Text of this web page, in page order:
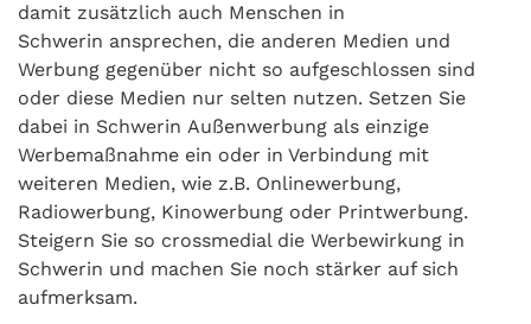
damit zusätzlich auch Menschen in
Schwerin ansprechen, die anderen Medien und
Werbung gegenüber nicht so aufgeschlossen sind
oder diese Medien nur selten nutzen. Setzen Sie
dabei in Schwerin Außenwerbung als einzige
Werbemaßnahme ein oder in Verbindung mit
weiteren Medien, wie z.B. Onlinewerbung,
Radiowerbung, Kinowerbung oder Printwerbung.
Steigern Sie so crossmedial die Werbewirkung in
Schwerin und machen Sie noch stärker auf sich
aufmerksam.